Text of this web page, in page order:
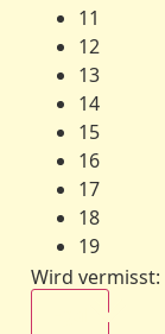
11
12
13
14
15
16
17
18
19
Wird vermisst: